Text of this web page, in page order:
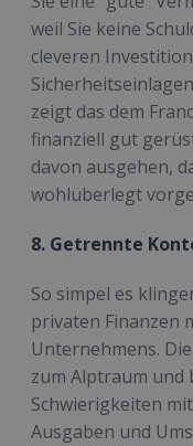
weil Sie keine
cleveren
zeigt das dem
finanziell gut
davon ausgehen,
wohlüberlegt
8. Getrennte
So simpel es
privaten Finanzen
Unternehmens.
zum Alptraum
Schwierigkeiten
Ausgaben und